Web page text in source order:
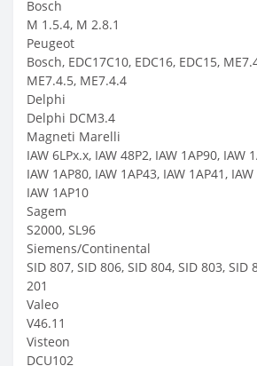
Bosch
M 1.5.4, M 2.8.1
Peugeot
Bosch, EDC17C10, EDC16, EDC15,
ME7.4.5, ME7.4.4
Delphi
Delphi DCM3.4
Magneti Marelli
IAW 6LPx.x, IAW 48P2, IAW 1AP90, IAW
IAW 1AP80, IAW 1AP43, IAW 1AP41,
IAW 1AP10
Sagem
S2000, SL96
Siemens/Continental
SID 807, SID 806, SID 804, SID 803, SID
201
Valeo
V46.11
Visteon
DCU102